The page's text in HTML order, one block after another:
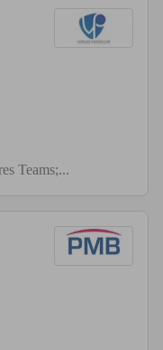
Teams;...